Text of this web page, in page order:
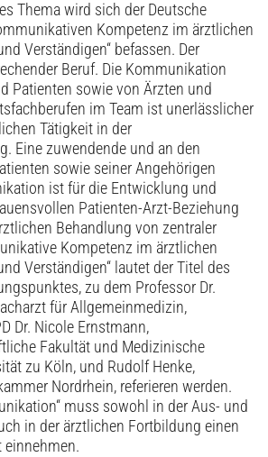
Thema wird sich der Deutsche
Kompetenz im ärztlichen
Verständigen“ befassen. Der
Beruf. Die Kommunikation
Patienten sowie von Ärzten und
im Team ist unerlässlicher
Tätigkeit in der
Eine zuwendende und an den
sowie seiner Angehörigen
ist für die Entwicklung und
Patienten-Arzt-Beziehung
Behandlung von zentraler
Kompetenz im ärztlichen
Verständigen“ lautet der Titel des
zu dem Professor Dr.
für Allgemeinmedizin,
Dr. Nicole Ernstmann,
Fakultät und Medizinische
zu Köln, und Rudolf Henke,
Nordrhein, referieren werden.
muss sowohl in der Aus- und
in der ärztlichen Fortbildung einen
einnehmen.